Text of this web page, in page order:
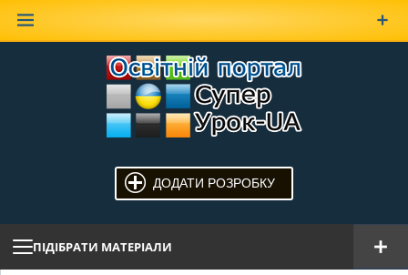
ДОДАТИ РОЗРОБКУ
ПІДІБРАТИ МАТЕРІАЛИ